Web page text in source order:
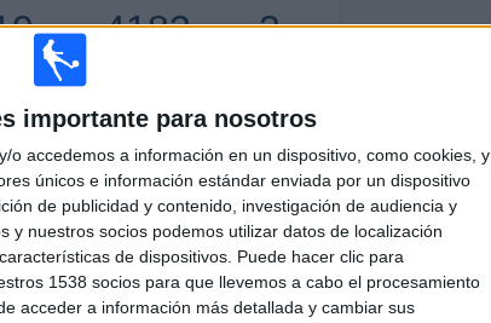
importante para nosotros
o accedemos a información en un dispositivo, como cookies, y
únicos e información estándar enviada por un dispositivo
de publicidad y contenido, investigación de audiencia y
y nuestros socios podemos utilizar datos de localización
de dispositivos. Puede hacer clic para
1538 socios para que llevemos a cabo el procesamiento
acceder a información más detallada y cambiar sus
3
4183
PAGO
12
RIVALES
4
VS Mineros
Zacatecas
1